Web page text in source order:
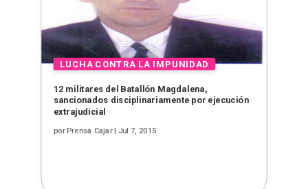
12 militares del Batallón Magdalena,
sancionados disciplinariamente por ejecución
extrajudicial
porPrensa Cajar| Jul 7, 2015